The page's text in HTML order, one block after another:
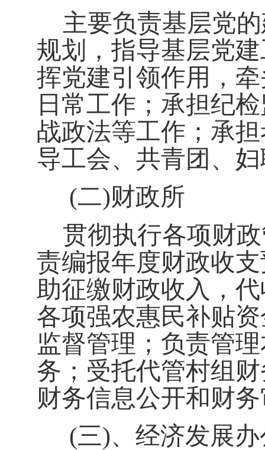
主要负责基层党
规划，指导基层党
挥党建引领作用，
日常工作；承担纪
战政法等工作；承
导工会、共青团、
(二)财政所
贯彻执行各项财
责编报年度财政收
助征缴财政收入，
各项强农惠民补贴
监督管理；负责管
务；受托代管村组
财务信息公开和财
(三)、经济发展